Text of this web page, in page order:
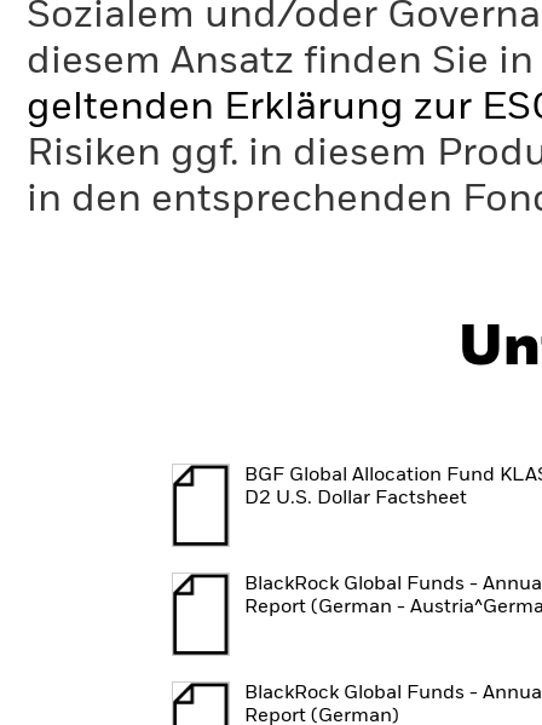
Sozialem und/oder
diesem Ansatz finden Sie
geltenden Erklärung zur
Risiken ggf. in diesem
in den entsprechenden
BGF Global Allocation Fund
D2 U.S. Dollar Factsheet
BlackRock Global Funds -
Report (German -
BlackRock Global Funds -
Report (German)